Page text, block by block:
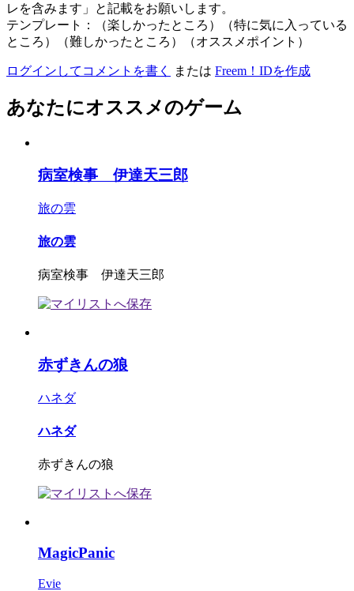
レを含みます」と記載をお願いします。
テンプレート：（楽しかったところ）（特に気に入っている
ところ）（難しかったところ）（オススメポイント）
ログインしてコメントを書く または Freem！IDを作成
あなたにオススメのゲーム
病室検事 伊達天三郎
旅の雲
旅の雲
病室検事 伊達天三郎
赤ずきんの狼
ハネダ
ハネダ
赤ずきんの狼
MagicPanic
Evie